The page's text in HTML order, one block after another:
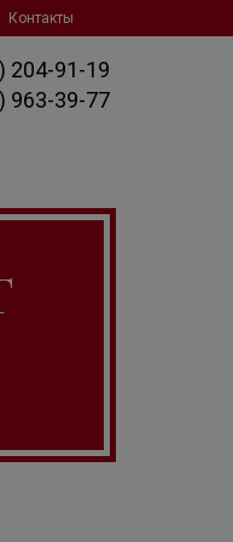
Контакты
204-91-19
963-39-77